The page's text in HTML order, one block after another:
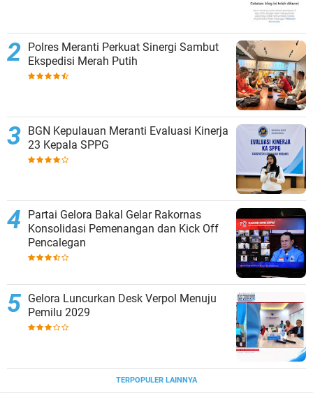
Polres Meranti Perkuat Sinergi Sambut
Ekspedisi Merah Putih
BGN Kepulauan Meranti Evaluasi Kinerja
23 Kepala SPPG
Partai Gelora Bakal Gelar Rakornas
Konsolidasi Pemenangan dan Kick Off
Pencalegan
Gelora Luncurkan Desk Verpol Menuju
Pemilu 2029
TERPOPULER LAINNYA